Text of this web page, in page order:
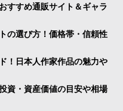
すすめ通販サイト＆ギャラ
の選び方！価格帯・信頼性
！日本人作家作品の魅力や
資・資産価値の目安や相場